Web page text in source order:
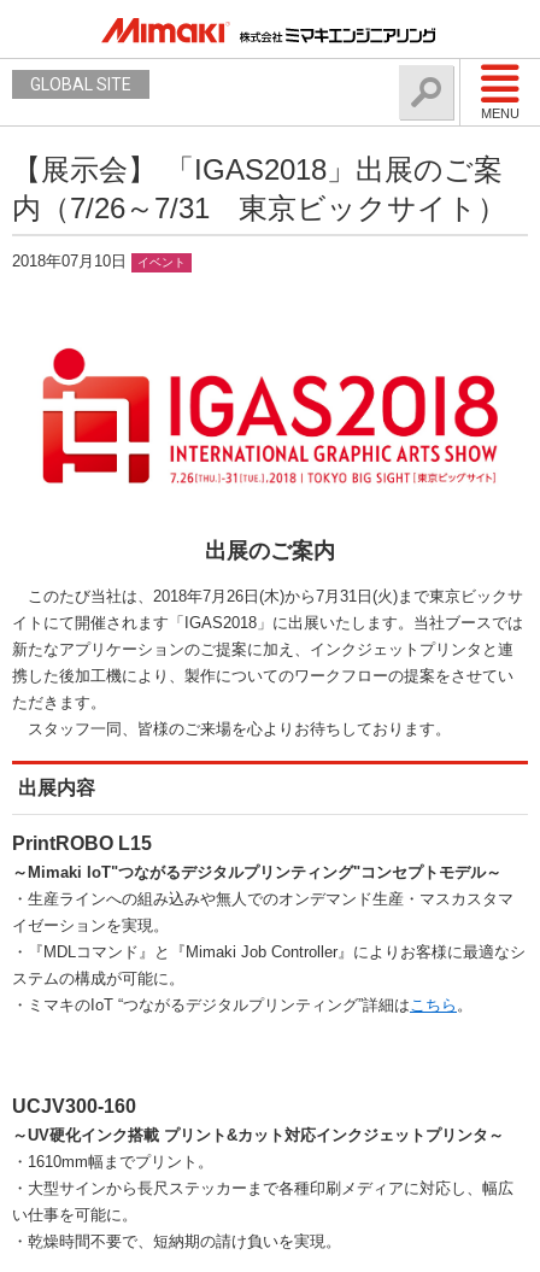
MENU
GLOBAL SITE
【展示会】 「IGAS2018」出展のご案
内（7/26～7/31 東京ビックサイト）
2018年07月10日 イベント
出展のご案内
このたび当社は、2018年7月26日(木)から7月31日(火)まで東京ビックサ
イトにて開催されます「IGAS2018」に出展いたします。当社ブースでは
新たなアプリケーションのご提案に加え、インクジェットプリンタと連
携した後加工機により、製作についてのワークフローの提案をさせてい
ただきます。
スタッフ一同、皆様のご来場を心よりお待ちしております。
出展内容
PrintROBO L15
～Mimaki IoT"つながるデジタルプリンティング"コンセプトモデル～
・生産ラインへの組み込みや無人でのオンデマンド生産・マスカスタマ
イゼーションを実現。
・『MDLコマンド』と『Mimaki Job Controller』によりお客様に最適なシ
ステムの構成が可能に。
・ミマキのIoT “つながるデジタルプリンティング”詳細はこちら 。
UCJV300-160
～UV硬化インク搭載 プリント&カット対応インクジェットプリンタ～
・1610mm幅までプリント。
・大型サインから長尺ステッカーまで各種印刷メディアに対応し、幅広
い仕事を可能に。
・乾燥時間不要で、短納期の請け負いを実現。